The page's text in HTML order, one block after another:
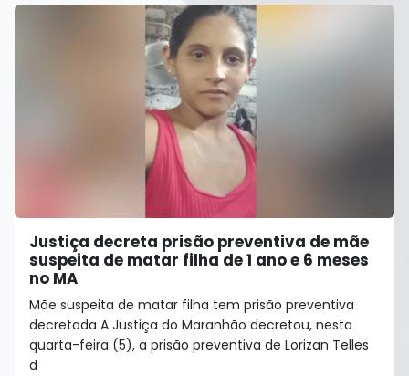
Justiça decreta prisão preventiva de mãe
suspeita de matar filha de 1 ano e 6 meses
no MA
Mãe suspeita de matar filha tem prisão preventiva
decretada A Justiça do Maranhão decretou, nesta
quarta-feira (5), a prisão preventiva de Lorizan Telles
d